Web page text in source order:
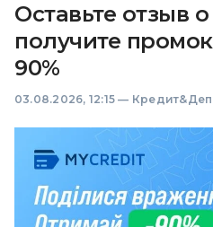
Оставьте отзыв
получите
90%
03.08.2026, 12:15 —